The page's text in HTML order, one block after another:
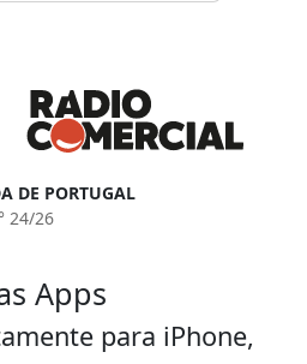
DE PORTUGAL
24/26
Apps
para iPhone,